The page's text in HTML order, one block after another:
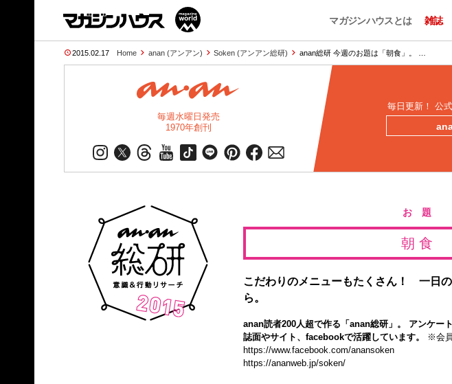
マガジンハウスとは 雑誌
2015.02.17 Home anan (アンアン) Soken (アンアン総研) anan総研 今週のお題は「朝食」。 …
毎週水曜日発売
1970年創刊
毎日更新！ 公
お 題
朝 食
こだわりのメニューもたくさん！ 一日
ら。
anan読者200人超で作る「anan総研」。 アンケー
誌面やサイト、facebookで活躍しています。
※会
https://www.facebook.com/anansoken
https://ananweb.jp/soken/